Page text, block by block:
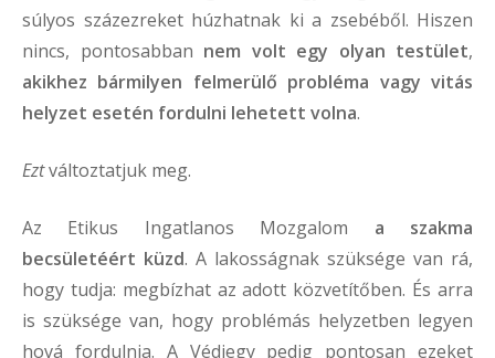
súlyos százezreket húzhatnak ki a zsebéből. Hiszen
nincs, pontosabban nem volt egy olyan testület,
akikhez bármilyen felmerülő probléma vagy vitás
helyzet esetén fordulni lehetett volna.
Eztváltoztatjuk meg.
Az Etikus Ingatlanos Mozgalom a szakma
becsületéért küzd. A lakosságnak szüksége van rá,
hogy tudja: megbízhat az adott közvetítőben. És arra
is szüksége van, hogy problémás helyzetben legyen
hová fordulnia. A Védjegy pedig pontosan ezeket